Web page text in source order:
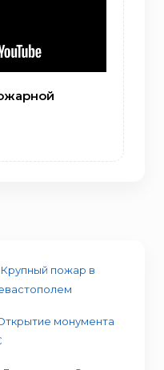
Крупный пожар в
монумента